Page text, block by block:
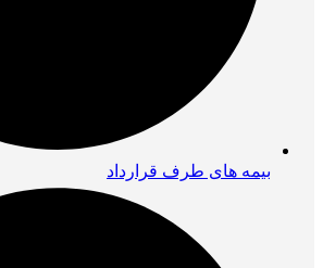
بیمه های طرف قرارداد